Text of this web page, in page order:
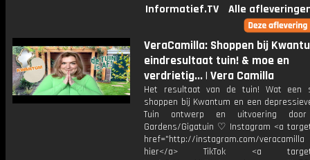
Informatief.TV
Alle
VeraCamilla: Shoppen bij
eindresultaat tuin! & moe en
verdrietig... | Vera Camilla
Het resultaat van de tuin! Wat een
shoppen bij Kwantum en een
Tuin ontwerp en uitvoering door
Gardens/Gigatuin ♡ Instagram <a
href="http://instagram.com/
hier</a> TikTok <a